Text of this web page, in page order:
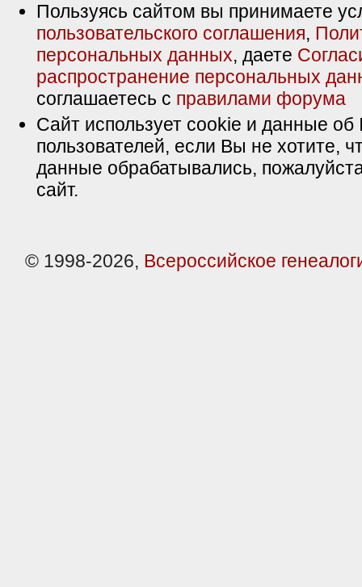
Пользуясь сайтом вы принимаете
пользовательского соглашения,
персональных данных, даете
распространение персональных
соглашаетесь с правилами форума
Сайт использует cookie и данные об
пользователей, если Вы не хотите,
данные обрабатывались,
сайт.
© 1998-2026, Всероссийское